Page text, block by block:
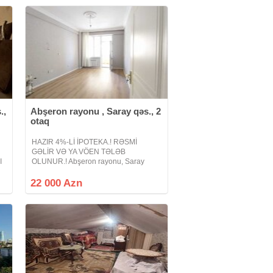
Abşeron rayonu , Saray qəs., 2
otaq
HAZIR 4%-Lİ İPOTEKA.! RƏSMİ
GƏLİR VƏ YA VÖEN TƏLƏB
OLUNUR.! Abşeron rayonu, Saray
inşa edilmiş 14 mərtəbəli yeni tikili
22 000 Azn